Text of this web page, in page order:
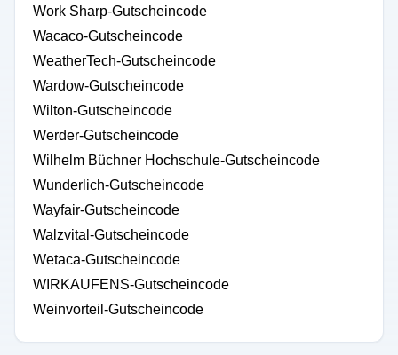
Work Sharp-Gutscheincode
Wacaco-Gutscheincode
WeatherTech-Gutscheincode
Wardow-Gutscheincode
Wilton-Gutscheincode
Werder-Gutscheincode
Wilhelm Büchner Hochschule-Gutscheincode
Wunderlich-Gutscheincode
Wayfair-Gutscheincode
Walzvital-Gutscheincode
Wetaca-Gutscheincode
WIRKAUFENS-Gutscheincode
Weinvorteil-Gutscheincode